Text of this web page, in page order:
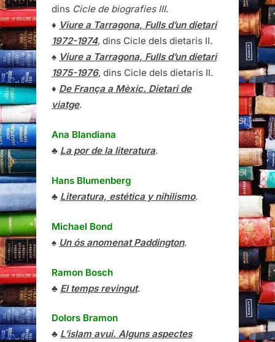
dins Cicle de biografies III.
♦ Viure a Tarragona, Fulls d’un dietari
1972-1974, dins Cicle dels dietaris II.
♠ Viure a Tarragona, Fulls d’un dietari
1975-1976, dins Cicle dels dietaris II.
♦ De França a Mèxic. Dietari de
viatge.
Ana Blandiana
♣ La por de la literatura.
Hans Blumenberg
♣ Literatura, estética y nihilismo.
Michael Bond
♠ Un ós anomenat Paddington.
Ramon Bosch
♣ El temps revingut.
Dolors Bramon
♣ L’islam avui. Alguns aspectes